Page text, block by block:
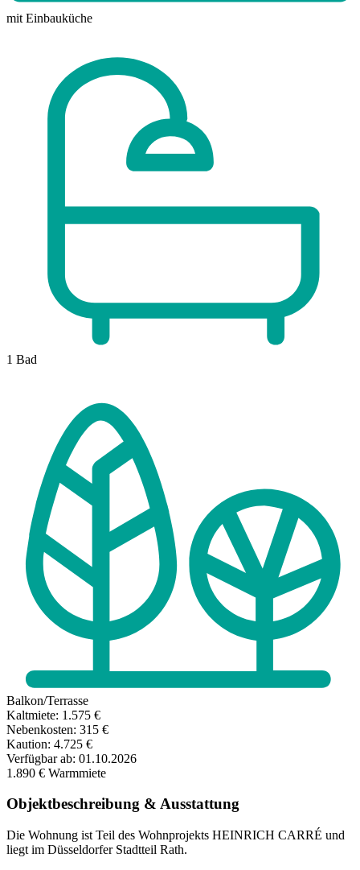
mit Einbauküche
1 Bad
Balkon/Terrasse
Kaltmiete: 1.575 €
Nebenkosten: 315 €
Kaution: 4.725 €
Verfügbar ab: 01.10.2026
1.890 € Warmmiete
Objektbeschreibung & Ausstattung
Die Wohnung ist Teil des Wohnprojekts HEINRICH CARRÉ und
liegt im Düsseldorfer Stadtteil Rath.